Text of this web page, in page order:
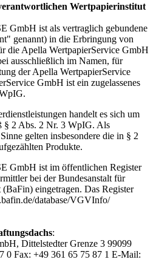
Wertpapierinstitut
ist als vertraglich gebundene
genannt) in die Erbringung von
die Apella WertpapierService GmbH
ausschließlich im Namen, für
der Apella WertpapierService
GmbH ist ein zugelassenes
handelt es sich um
§ 2 Abs. 2 Nr. 3 WpIG. Als
gelten insbesondere die in § 2
Produkte.
GmbH ist im öffentlichen Register
bei der Bundesanstalt für
eingetragen. Das Register
database/VGVInfo/
:
Dittelstedter Grenze 3 99099
0 Fax: +49 361 65 75 87 1 E-Mail: